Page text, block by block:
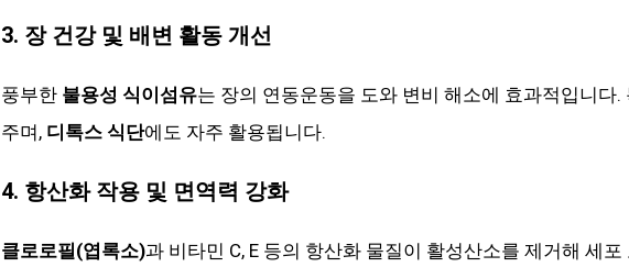
3. 장 건강 및 배변 활동 개선
풍부한 불용성 식이섬유는 장의 연동운동을 도와 변비 해소에 효과적입니다
주며, 디톡스 식단에도 자주 활용됩니다.
4. 항산화 작용 및 면역력 강화
클로로필(엽록소)과 비타민 C, E 등의 항산화 물질이 활성산소를 제거해 세